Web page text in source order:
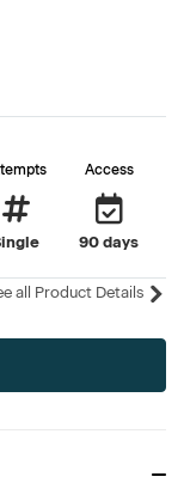
Access
90 days
all Product Details